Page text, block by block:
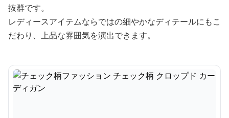
抜群です。
レディースアイテムならではの細やかなディテールにもこ
だわり、上品な雰囲気を演出できます。